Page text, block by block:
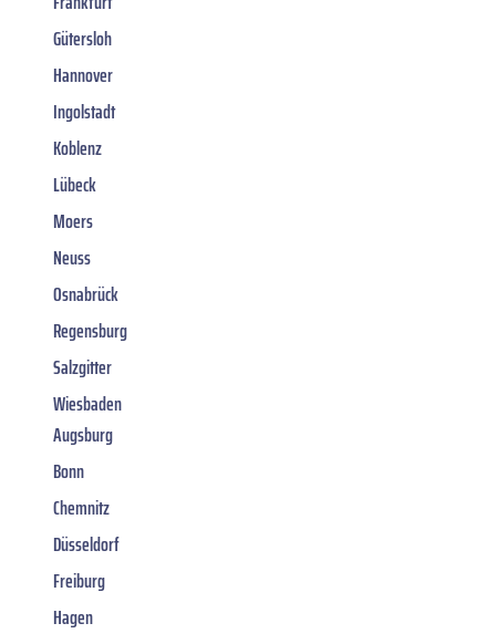
Gütersloh
Hannover
Ingolstadt
Koblenz
Lübeck
Moers
Neuss
Osnabrück
Regensburg
Salzgitter
Wiesbaden
Augsburg
Bonn
Chemnitz
Düsseldorf
Freiburg
Hagen